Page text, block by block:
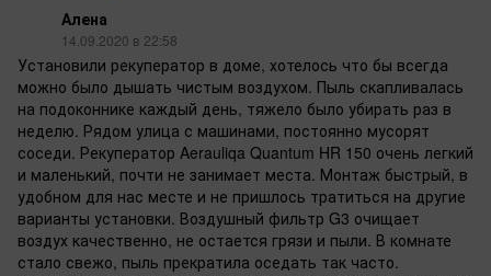
Алена
14.09.2020 в 22:58
Установили рекуператор в доме, хотелось что бы всегда
можно было дышать чистым воздухом. Пыль скапливалась
на подоконнике каждый день, тяжело было убирать раз в
неделю. Рядом улица с машинами, постоянно мусорят
соседи. Рекуператор Aerauliqa Quantum HR 150 очень легкий
и маленький, почти не занимает места. Монтаж быстрый, в
удобном для нас месте и не пришлось тратиться на другие
варианты установки. Воздушный фильтр G3 очищает
воздух качественно, не остается грязи и пыли. В комнате
стало свежо, пыль прекратила оседать так часто.